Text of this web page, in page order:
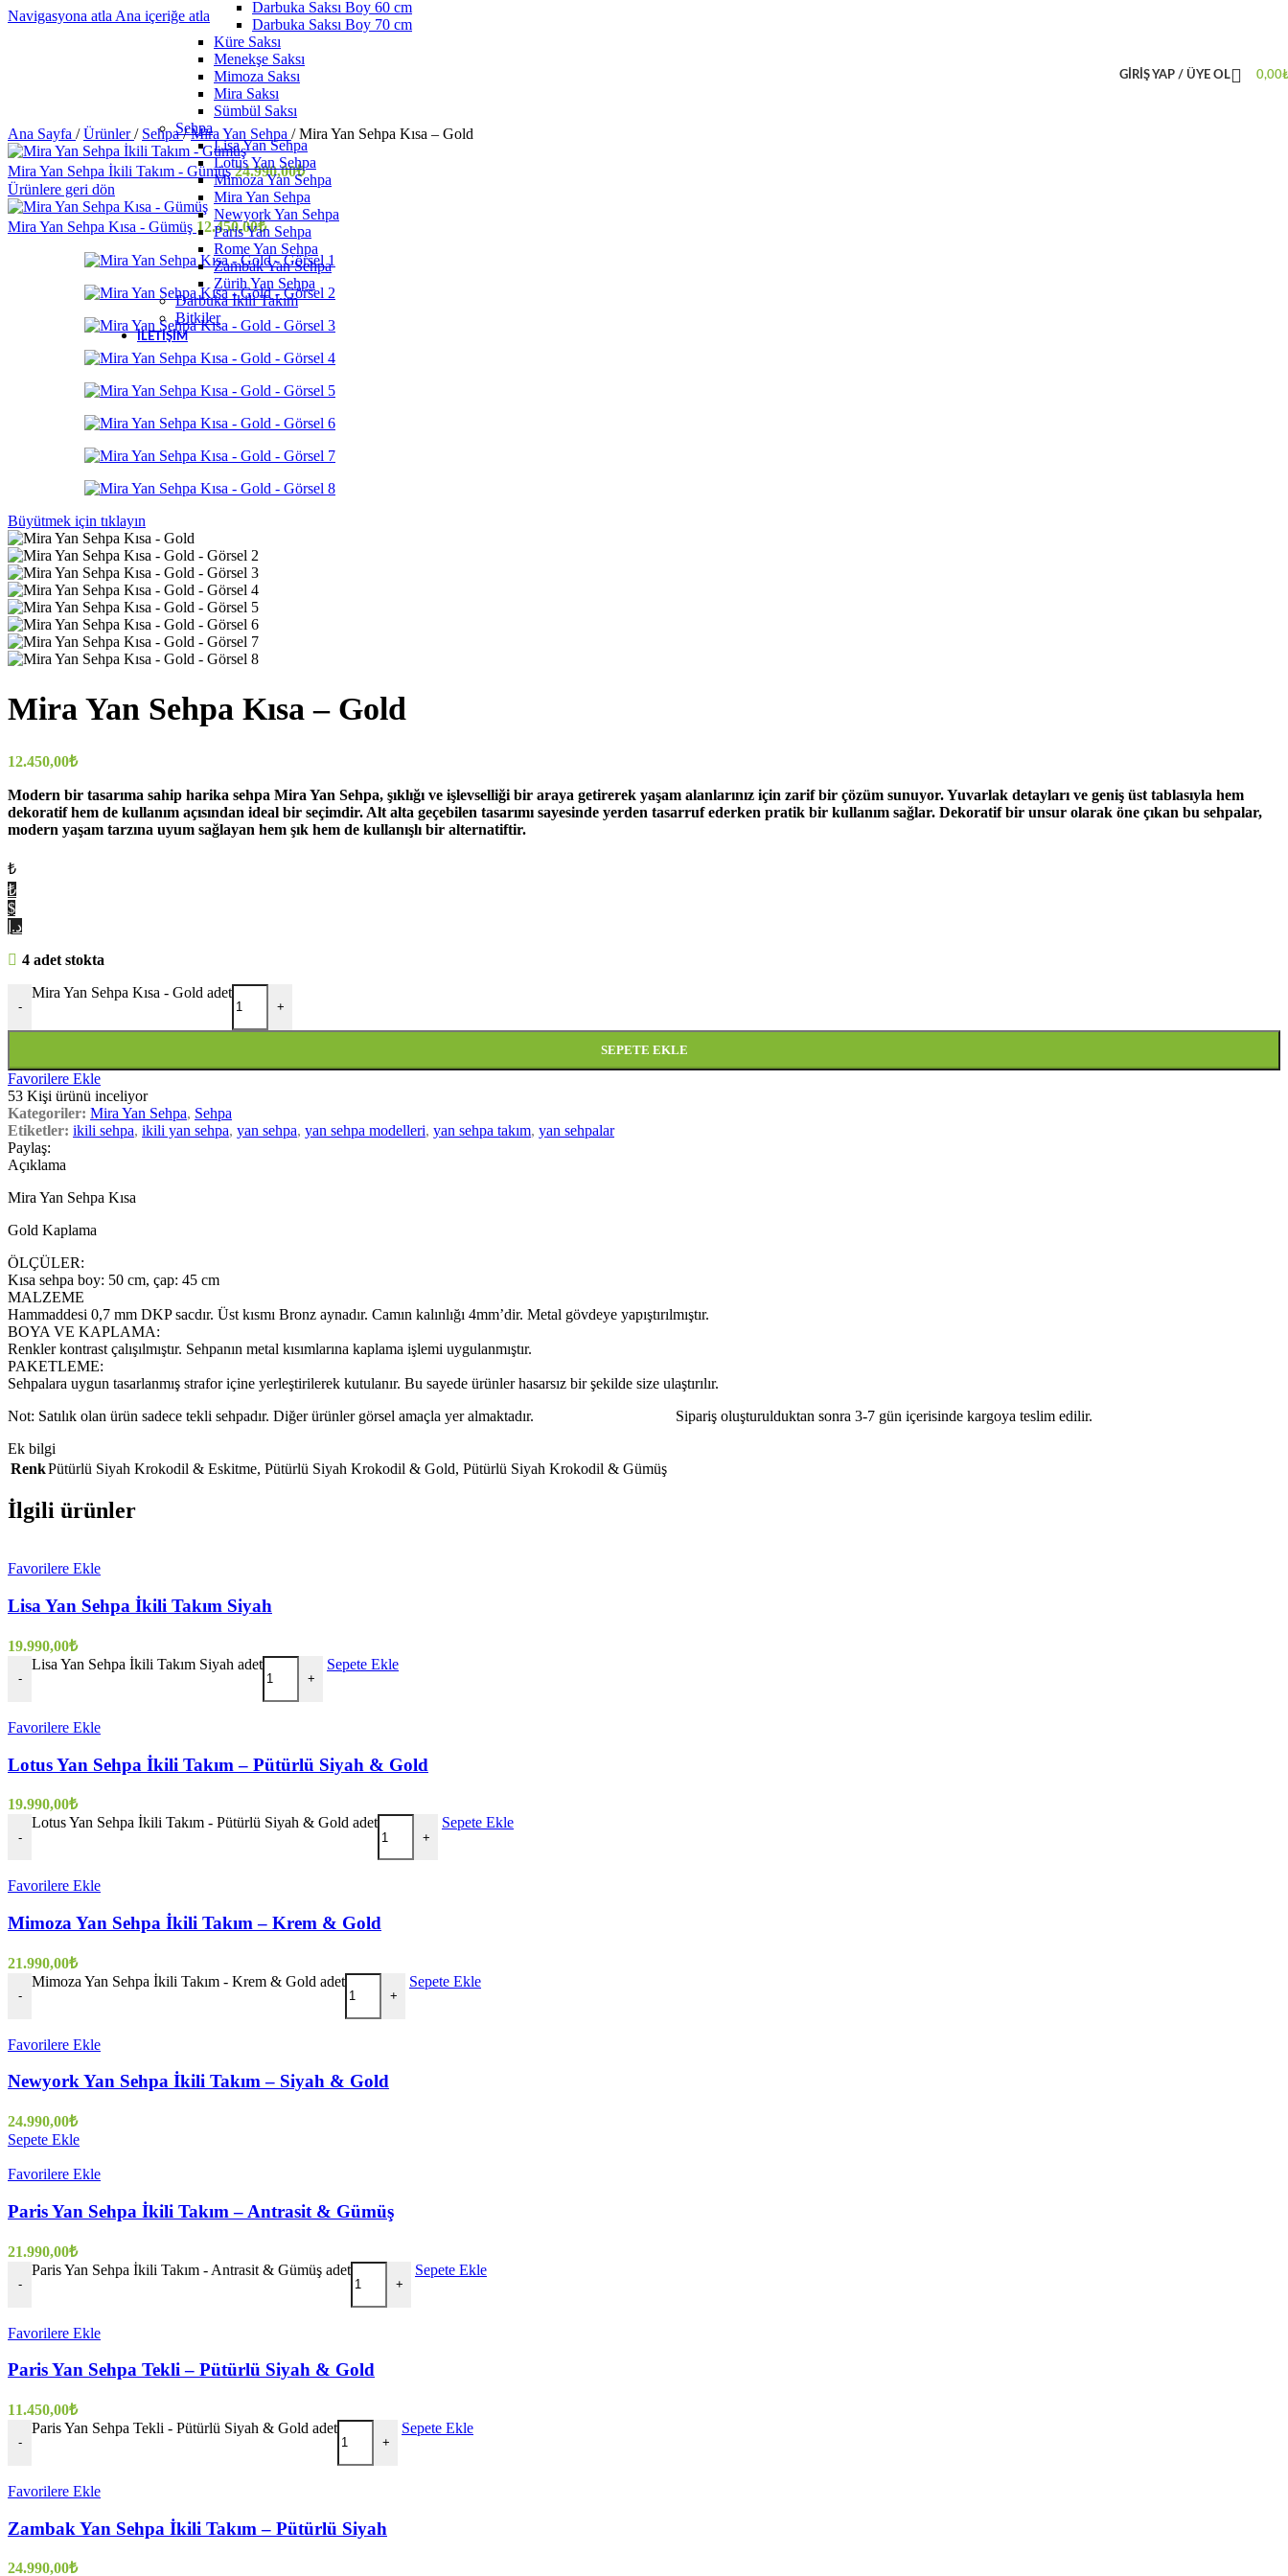
Navigasyona atla Ana içeriğe atla
Darbuka Saksı Boy 60 cm
Darbuka Saksı Boy 70 cm
Küre Saksı
Menekşe Saksı
Mimoza Saksı
Mira Saksı
Sümbül Saksı
Sehpa
Lisa Yan Sehpa
Lotus Yan Sehpa
Mimoza Yan Sehpa
Mira Yan Sehpa
Newyork Yan Sehpa
Paris Yan Sehpa
Rome Yan Sehpa
Zambak Yan Sehpa
Zürih Yan Sehpa
Darbuka İkili Takım
Bitkiler
İLETIŞIM
GIRIŞ YAP / ÜYE OL 0,00
Ana Sayfa / Ürünler/ Sehpa/ Mira Yan Sehpa / Mira Yan Sehpa Kısa – Gold
Mira Yan Sehpa İkili Takım - Gümüş24.990,00₺
Ürünlere geri dön
Mira Yan Sehpa Kısa - Gümüş 12.450,00₺
Büyütmek için tıklayın
Mira Yan Sehpa Kısa – Gold
12.450,00₺
Modern bir tasarıma sahip harika sehpa Mira Yan Sehpa, şıklığı ve işlevselliği bir araya getirerek yaşam alanlarınız için zarif bir çözüm sunuyor. Yuvarlak detayları ve geniş üst tablasıyla hem
dekoratif hem de kullanım açısından ideal bir seçimdir. Alt alta geçebilen tasarımı sayesinde yerden tasarruf ederken pratik bir kullanım sağlar. Dekoratif bir unsur olarak öne çıkan bu sehpalar,
modern yaşam tarzına uyum sağlayan hem şık hem de kullanışlı bir alternatiftir.
₺
₺
$
د.إ
4 adet stokta
-
Mira Yan Sehpa Kısa - Gold adet
+
SEPETE EKLE
Favorilere Ekle
53 Kişi ürünü inceliyor
Kategoriler: Mira Yan Sehpa, Sehpa
Etiketler: ikili sehpa, ikili yan sehpa, yan sehpa, yan sehpa modelleri, yan sehpa takım, yan sehpalar
Paylaş:
Açıklama
Mira Yan Sehpa Kısa
Gold Kaplama
ÖLÇÜLER:
Kısa sehpa boy: 50 cm, çap: 45 cm
MALZEME
Hammaddesi 0,7 mm DKP sacdır. Üst kısmı Bronz aynadır. Camın kalınlığı 4mm’dir. Metal gövdeye yapıştırılmıştır.
BOYA VE KAPLAMA:
Renkler kontrast çalışılmıştır. Sehpanın metal kısımlarına kaplama işlemi uygulanmıştır.
PAKETLEME:
Sehpalara uygun tasarlanmış strafor içine yerleştirilerek kutulanır. Bu sayede ürünler hasarsız bir şekilde size ulaştırılır.
Not: Satılık olan ürün sadece tekli sehpadır. Diğer ürünler görsel amaçla yer almaktadır. Sipariş oluşturulduktan sonra 3-7 gün içerisinde kargoya teslim edilir.
Ek bilgi
RenkPütürlü Siyah Krokodil & Eskitme, Pütürlü Siyah Krokodil & Gold, Pütürlü Siyah Krokodil & Gümüş
İlgili ürünler
Favorilere Ekle
Lisa Yan Sehpa İkili Takım Siyah
19.990,00₺
-
Lisa Yan Sehpa İkili Takım Siyah adet
+
Sepete Ekle
Favorilere Ekle
Lotus Yan Sehpa İkili Takım – Pütürlü Siyah & Gold
19.990,00₺
-
Lotus Yan Sehpa İkili Takım - Pütürlü Siyah & Gold adet
+
Sepete Ekle
Favorilere Ekle
Mimoza Yan Sehpa İkili Takım – Krem & Gold
21.990,00₺
-
Mimoza Yan Sehpa İkili Takım - Krem & Gold adet
+
Sepete Ekle
Favorilere Ekle
Newyork Yan Sehpa İkili Takım – Siyah & Gold
24.990,00₺
Sepete Ekle
Favorilere Ekle
Paris Yan Sehpa İkili Takım – Antrasit & Gümüş
21.990,00₺
-
Paris Yan Sehpa İkili Takım - Antrasit & Gümüş adet
+
Sepete Ekle
Favorilere Ekle
Paris Yan Sehpa Tekli – Pütürlü Siyah & Gold
11.450,00₺
-
Paris Yan Sehpa Tekli - Pütürlü Siyah & Gold adet
+
Sepete Ekle
Favorilere Ekle
Zambak Yan Sehpa İkili Takım – Pütürlü Siyah
24.990,00₺